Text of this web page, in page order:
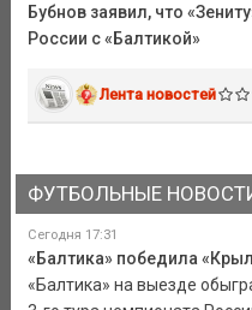
Бубнов заявил, что
России с «Балтикой»
Лента новостей
ФУТБОЛЬНЫЕ
Сегодня 17:31
«Балтика» победила
«Балтика» на выезде